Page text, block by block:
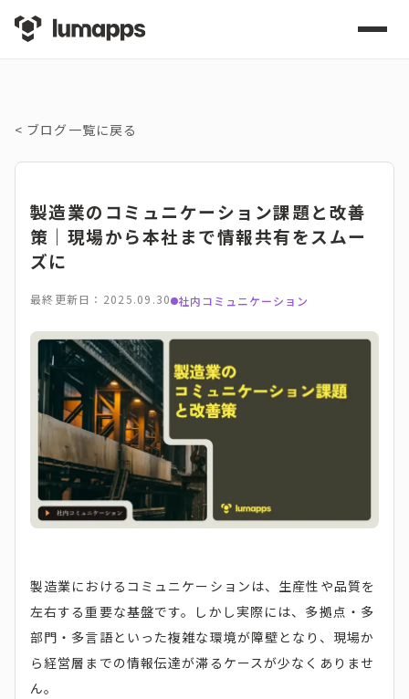
< ブログ一覧に戻る
製造業のコミュニケーション課題と改善
策｜現場から本社まで情報共有をスムー
ズに
最終更新日：2025.09.30 社内コミュニケーション
製造業におけるコミュニケーションは、生産性や品質を
左右する重要な基盤です。しかし実際には、多拠点・多
部門・多言語といった複雑な環境が障壁となり、現場か
ら経営層までの情報伝達が滞るケースが少なくありませ
ん。